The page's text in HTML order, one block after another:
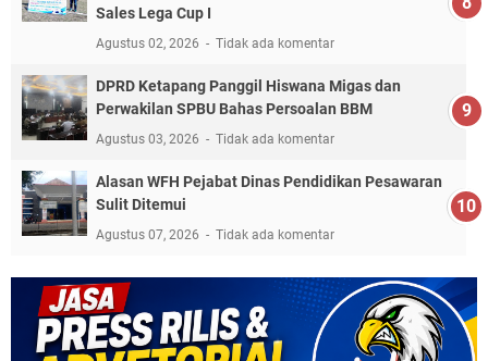
Sales Lega Cup I
Agustus 02, 2026 Tidak ada komentar
DPRD Ketapang Panggil Hiswana Migas dan
Perwakilan SPBU Bahas Persoalan BBM
Agustus 03, 2026 Tidak ada komentar
Alasan WFH Pejabat Dinas Pendidikan Pesawaran
Sulit Ditemui
Agustus 07, 2026 Tidak ada komentar